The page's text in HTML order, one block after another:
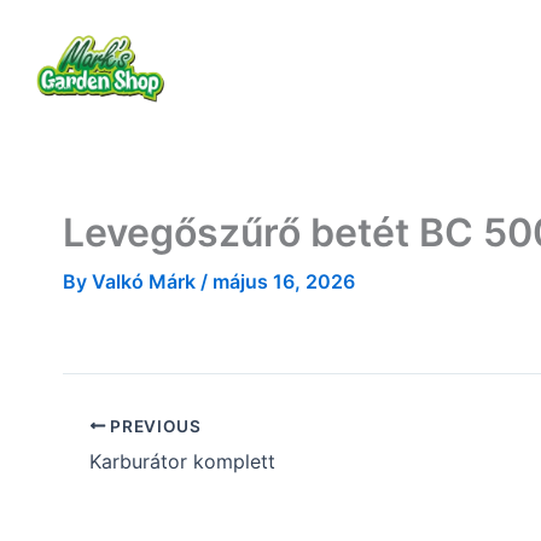
content
Levegőszűrő betét BC
By Valkó Márk / május 16, 2026
PREVIOUS
Karburátor komplett